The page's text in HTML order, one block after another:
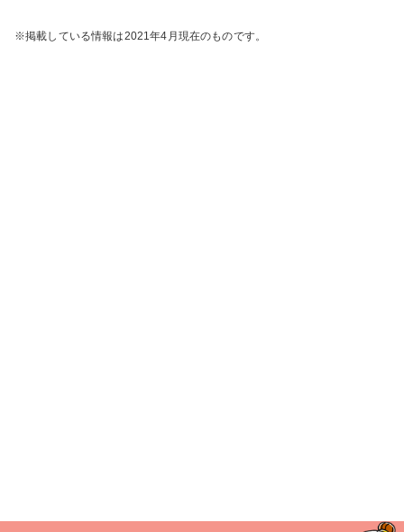
※掲載している情報は2021年4月現在のものです。